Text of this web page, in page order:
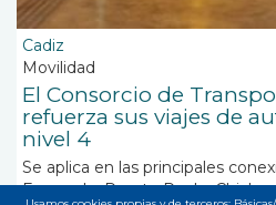
Cadiz
Movilidad
El Consorcio de
refuerza sus viajes de
nivel 4
Se aplica en las principales
Fernando, Puerto Real y